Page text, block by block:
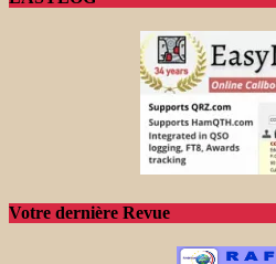
Votre dernière Revue